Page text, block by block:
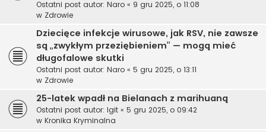
Ostatni post autor: Naro « 9 gru 2025, o 11:08
w Zdrowie
Dziecięce infekcje wirusowe, jak RSV, nie zawsze
są „zwykłym przeziębieniem” — mogą mieć
długofalowe skutki
Ostatni post autor: Naro « 5 gru 2025, o 13:11
w Zdrowie
25-latek wpadł na Bielanach z marihuaną
Ostatni post autor: Igit « 5 gru 2025, o 09:42
w Kronika Kryminalna